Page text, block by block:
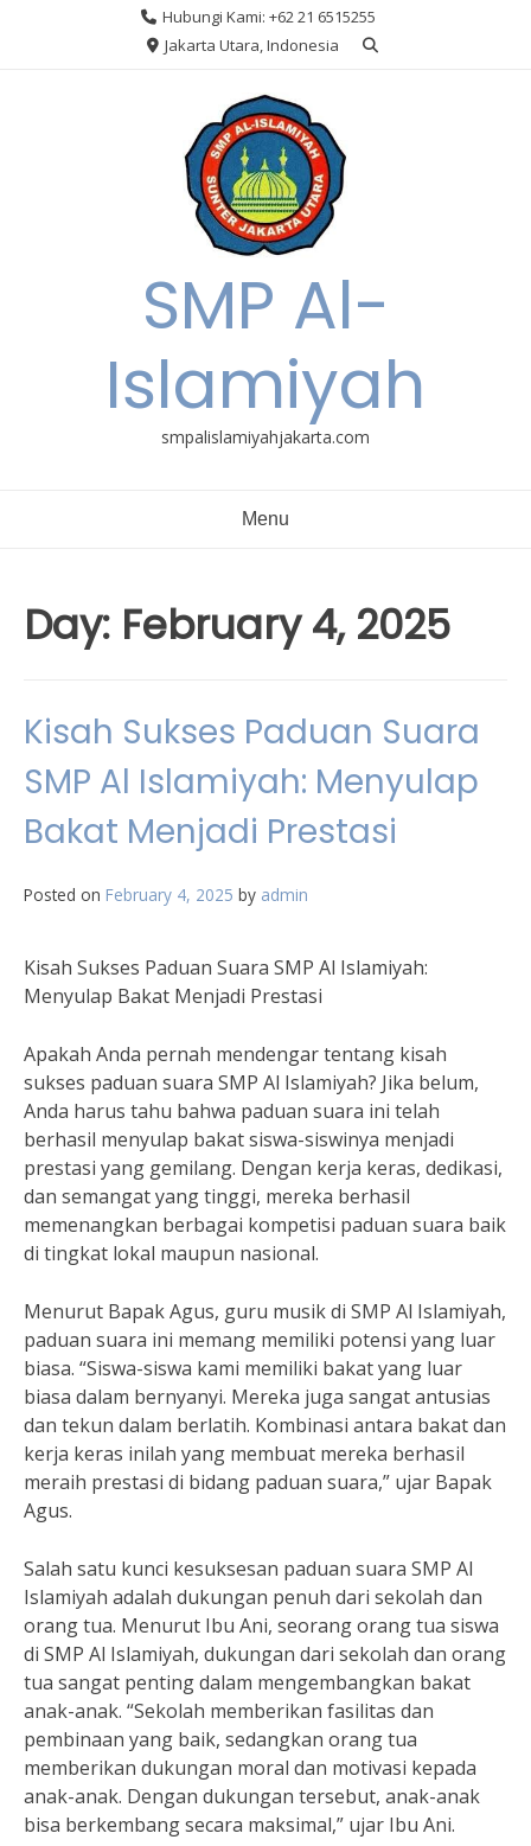
Hubungi Kami: +62 21 6515255
Jakarta Utara, Indonesia
SMP Al-
Islamiyah
smpalislamiyahjakarta.com
Menu
Day: February 4, 2025
Kisah Sukses Paduan Suara
SMP Al Islamiyah: Menyulap
Bakat Menjadi Prestasi
Posted on February 4, 2025 by admin
Kisah Sukses Paduan Suara SMP Al Islamiyah:
Menyulap Bakat Menjadi Prestasi
Apakah Anda pernah mendengar tentang kisah
sukses paduan suara SMP Al Islamiyah? Jika belum,
Anda harus tahu bahwa paduan suara ini telah
berhasil menyulap bakat siswa-siswinya menjadi
prestasi yang gemilang. Dengan kerja keras, dedikasi,
dan semangat yang tinggi, mereka berhasil
memenangkan berbagai kompetisi paduan suara baik
di tingkat lokal maupun nasional.
Menurut Bapak Agus, guru musik di SMP Al Islamiyah,
paduan suara ini memang memiliki potensi yang luar
biasa. “Siswa-siswa kami memiliki bakat yang luar
biasa dalam bernyanyi. Mereka juga sangat antusias
dan tekun dalam berlatih. Kombinasi antara bakat dan
kerja keras inilah yang membuat mereka berhasil
meraih prestasi di bidang paduan suara,” ujar Bapak
Agus.
Salah satu kunci kesuksesan paduan suara SMP Al
Islamiyah adalah dukungan penuh dari sekolah dan
orang tua. Menurut Ibu Ani, seorang orang tua siswa
di SMP Al Islamiyah, dukungan dari sekolah dan orang
tua sangat penting dalam mengembangkan bakat
anak-anak. “Sekolah memberikan fasilitas dan
pembinaan yang baik, sedangkan orang tua
memberikan dukungan moral dan motivasi kepada
anak-anak. Dengan dukungan tersebut, anak-anak
bisa berkembang secara maksimal,” ujar Ibu Ani.